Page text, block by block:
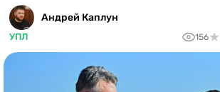
ЛЧ Андрей Каплун
УПЛ
156★
★